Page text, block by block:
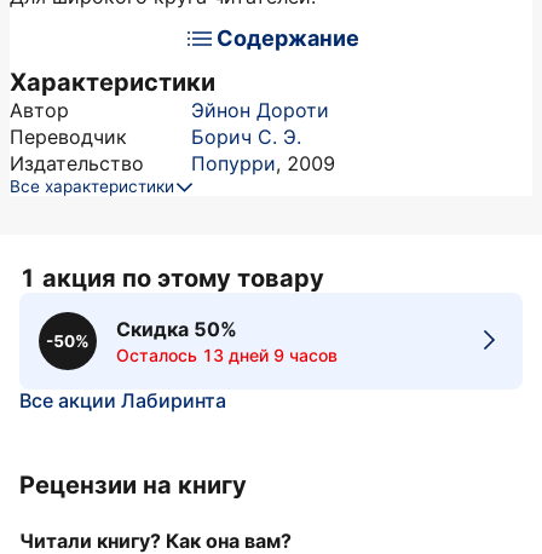
Содержание
Характеристики
Автор
Эйнон Дороти
Переводчик
Борич С. Э.
Издательство
Попурри, 2009
Все характеристики
1 акция по этому товару
-50%
Скидка 50%
Осталось 13 дней 9 часов
Все акции Лабиринта
Рецензии на книгу
Читали книгу? Как она вам?